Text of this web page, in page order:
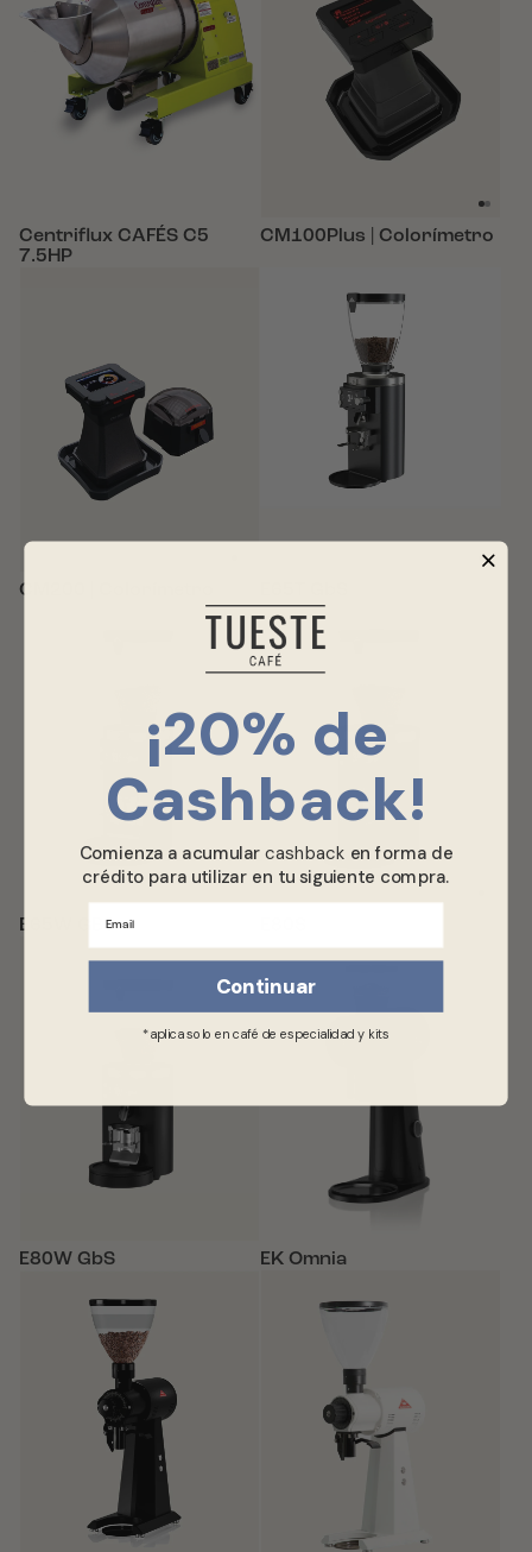
Centriflux CAFÉS C5
7.5HP
CM100Plus | Colorímetro
CM200 | Colorímetro
E65W GBS
E80W GbS EK Omnia
¡20% de
Cashback​!
Comienza a acumularcashback en forma de
crédito para utilizar en tu siguiente compra.
Email
Continuar
*aplica solo en café de especialidad y kits